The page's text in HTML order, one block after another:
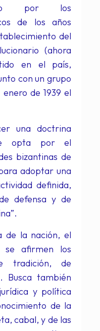
por los
de los años
del
(ahora
en el país,
con un grupo
de 1939 el
una doctrina
opta por el
bizantinas de
adoptar una
definida,
defensa y de
de la nación, el
se afirmen los
tradición, de
Busca también
y política
de la
cabal, y de las